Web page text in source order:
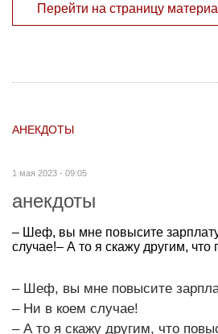
Перейти на страницу
АНЕКДОТЫ
1 мая 2023 - 09:05
анекдоты
– Шеф, вы мне повысите
случае!– А то я скажу другим, что
– Шеф, вы мне повысите
– Ни в коем случае!
– А то я скажу другим, что